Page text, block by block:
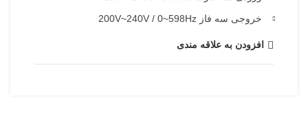
خروجی سه فاز 200V~240V / 0~598Hz
افزودن به علاقه مندی